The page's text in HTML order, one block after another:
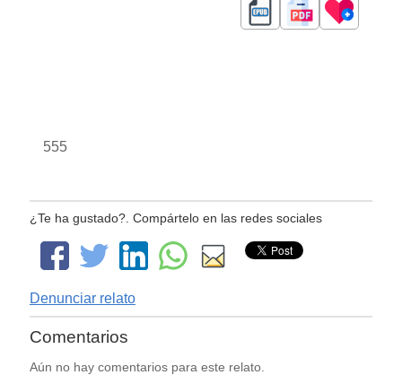
555
¿Te ha gustado?. Compártelo en las redes sociales
Denunciar relato
Comentarios
Aún no hay comentarios para este relato.